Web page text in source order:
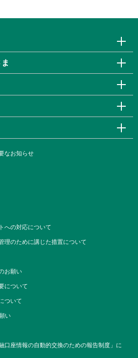
なお知らせ
への対応について
理のために講じた措置について
お願い
について
ついて
い
口座情報の自動的交換のための報告制度」に